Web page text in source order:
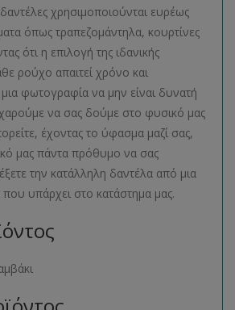
χρησιμοποιούνται ευρέως
όπως τραπεζομάντηλα, κουρτίνες
ότι η επιλογή της ιδανικής
ρούχο απαιτεί χρόνο και
φωτογραφία να μην είναι δυνατή
να σας δούμε στο φυσικό μας
έχοντας το ύφασμα μαζί σας,
μας πάντα πρόθυμο να σας
την κατάλληλη δαντέλα από μια
υπάρχει στο κατάστημα μας.